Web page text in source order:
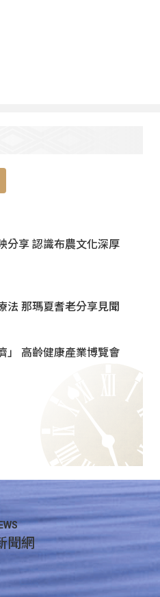
分享 認識布農文化深厚
法 那瑪夏耆老分享見聞
」 高齡健康產業博覽會
聞網